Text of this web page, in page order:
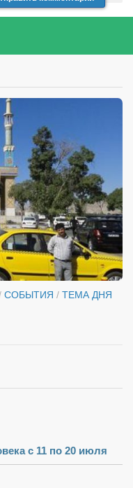
СОБЫТИЯ / ТЕМА ДНЯ
с 11 по 20 июля